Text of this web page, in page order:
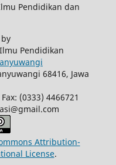
Pendidikan dan
Pendidikan
68416, Jawa
(0333) 4466721
Attribution-
License.